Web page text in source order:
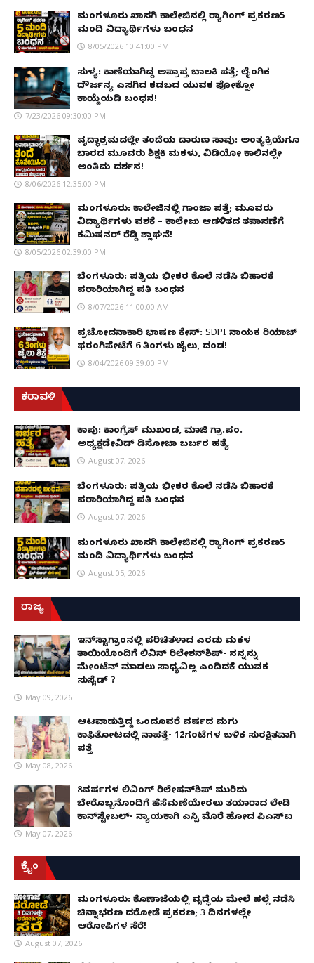
ಮಂಗಳೂರು ಖಾಸಗಿ ಕಾಲೇಜಿನಲ್ಲಿ ರ‌್ಯಾಗಿಂಗ್ ಪ್ರಕರಣ5
ಮಂದಿ ವಿದ್ಯಾರ್ಥಿಗಳು ಬಂಧನ
8/05/2026 10:41:00 PM
ಸುಳ್ಯ: ಕಾಣೆಯಾಗಿದ್ದ ಅಪ್ರಾಪ್ತ ಬಾಲಕಿ ಪತ್ತೆ; ಲೈಂಗಿಕ
ದೌರ್ಜನ್ಯ ಎಸಗಿದ ಕಡಬದ ಯುವಕ ಪೋಕ್ಸೋ
ಕಾಯ್ದೆಯಡಿ ಬಂಧನ!
7/23/2026 09:30:00 PM
ವೃದ್ಧಾಶ್ರಮದಲ್ಲೇ ತಂದೆಯ ದಾರುಣ ಸಾವು: ಅಂತ್ಯಕ್ರಿಯೆಗೂ
ಬಾರದ ಮೂವರು ಶಿಕ್ಷಕಿ ಮಕಳು, ವಿಡಿಯೋ ಕಾಲಿನಲ್ಲೇ
ಅಂತಿಮ ದರ್ಶನ!
8/06/2026 12:35:00 PM
ಮಂಗಳೂರು: ಕಾಲೇಜಿನಲ್ಲಿ ಗಾಂಜಾ ಪತ್ತೆ; ಮೂವರು
ವಿದ್ಯಾರ್ಥಿಗಳು ವಶಕ್ಕೆ – ಕಾಲೇಜು ಆಡಳಿತದ ತಪಾಸಣೆಗೆ
ಕಮಿಷನರ್ ರೆಡ್ಡಿ ಶ್ಲಾಘನೆ!
8/05/2026 02:39:00 PM
ಬೆಂಗಳೂರು: ಪತ್ನಿಯ ಭೀಕರ ಕೊಲೆ ನಡೆಸಿ ಬಿಹಾರಕ್ಕೆ
ಪರಾರಿಯಾಗಿದ್ದ ಪತಿ ಬಂಧನ
8/07/2026 11:00:00 AM
ಪ್ರಚೋದನಾಕಾರಿ ಭಾಷಣ ಕೇಸ್: SDPI ನಾಯಕ ರಿಯಾಜ್
ಫರಂಗಿಪೇಟೆಗೆ 6 ತಿಂಗಳು ಜೈಲು, ದಂಡ!
8/04/2026 09:39:00 PM
ಕರಾವಳಿ
ಕಾಪು: ಕಾಂಗ್ರೆಸ್ ಮುಖಂಡ, ಮಾಜಿ ಗ್ರಾ.ಪಂ.
ಅಧ್ಯಕ್ಷಡೇವಿಡ್ ಡಿಸೋಜಾ ಬರ್ಬರ ಹತ್ಯೆ
August 07, 2026
ಬೆಂಗಳೂರು: ಪತ್ನಿಯ ಭೀಕರ ಕೊಲೆ ನಡೆಸಿ ಬಿಹಾರಕ್ಕೆ
ಪರಾರಿಯಾಗಿದ್ದ ಪತಿ ಬಂಧನ
August 07, 2026
ಮಂಗಳೂರು ಖಾಸಗಿ ಕಾಲೇಜಿನಲ್ಲಿ ರ‌್ಯಾಗಿಂಗ್ ಪ್ರಕರಣ5
ಮಂದಿ ವಿದ್ಯಾರ್ಥಿಗಳು ಬಂಧನ
August 05, 2026
ರಾಜ್ಯ
ಇನ್​ಸ್ಟಾಗ್ರಾಂನಲ್ಲಿ ಪರಿಚಿತಳಾದ ಎರಡು ಮಕ್ಕಳ
ತಾಯಿಯೊಂದಿಗೆ ಲಿವಿನ್ ರಿಲೇಶನ್​ಶಿಪ್- ನನ್ನನ್ನು
ಮೇಂಟೆನ್ ಮಾಡಲು ಸಾಧ್ಯವಿಲ್ಲ ಎಂದಿದಕ್ಕೆ ಯುವಕ
ಸುಸೈಡ್ ?
May 09, 2026
ಆಟವಾಡುತ್ತಿದ್ದ ಒಂದೂವರೆ ವರ್ಷದ ಮಗು
ಕಾಫಿತೋಟದಲ್ಲಿ ನಾಪತ್ತೆ- 12ಗಂಟೆಗಳ ಬಳಿಕ ಸುರಕ್ಷಿತವಾಗಿ
ಪತ್ತೆ
May 08, 2026
8ವರ್ಷಗಳ ಲಿವಿಂಗ್‌ ರಿಲೇಷನ್‌ಶಿಪ್ ಮುರಿದು
ಬೇರೊಬ್ಬನೊಂದಿಗೆ ಹೆಸೆಮಣೆಯೇರಲು ತಯಾರಾದ ಲೇಡಿ
ಕಾನ್‌ಸ್ಟೇಬಲ್- ನ್ಯಾಯಕ್ಕಾಗಿ ಎಸ್ಪಿ ಮೊರೆ ಹೋದ ಪಿಎಸ್ಐ
May 07, 2026
ಕ್ರೈಂ
ಮಂಗಳೂರು: ಕೊಣಾಜೆಯಲ್ಲಿ ವೃದ್ಧೆಯ ಮೇಲೆ ಹಲ್ಲೆ ನಡೆಸಿ
ಚಿನ್ನಾಭರಣ ದರೋಡೆ ಪ್ರಕರಣ; 3 ದಿನಗಳಲ್ಲೇ
ಆರೋಪಿಗಳ ಸೆರೆ!
August 07, 2026